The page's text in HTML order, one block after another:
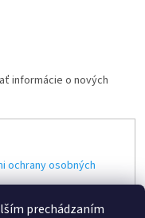
prechádzaním
informácie o nových
ochrany osobných